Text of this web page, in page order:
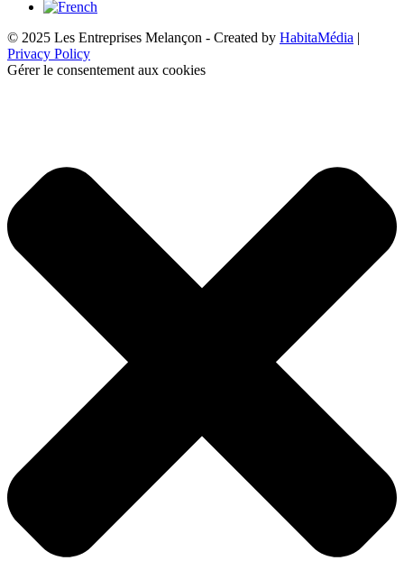
© 2025 Les Entreprises Melançon - Created by HabitaMédia |
Privacy Policy
Gérer le consentement aux cookies